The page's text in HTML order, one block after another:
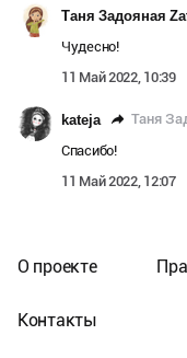
Таня Задояная
Чудесно!
11 Май 2022, 10:39
kateja Таня
Спасибо!
11 Май 2022, 12:07
О проекте
Контакты